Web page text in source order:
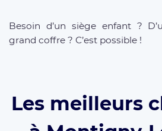
Besoin d’un siège enfant ?
grand coffre ? C’est possible !
Les meilleurs